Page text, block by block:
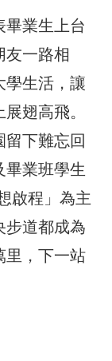
畢業生上台
友一路相
學生活，讓
翅高飛。
留下難忘回
畢業班學生
啟程」為主
步道都成為
里，下一站